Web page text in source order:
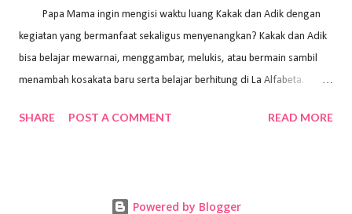
Papa Mama ingin mengisi waktu luang Kakak dan Adik dengan
kegiatan yang bermanfaat sekaligus menyenangkan? Kakak dan Adik
bisa belajar mewarnai, menggambar, melukis, atau bermain sambil
menambah kosakata baru serta belajar berhitung di La Alfabeta.
kok untuk mengajar dengan metode yang fun, La Alfabeta
SHARE POST A COMMENT READ MORE
Powered by Blogger